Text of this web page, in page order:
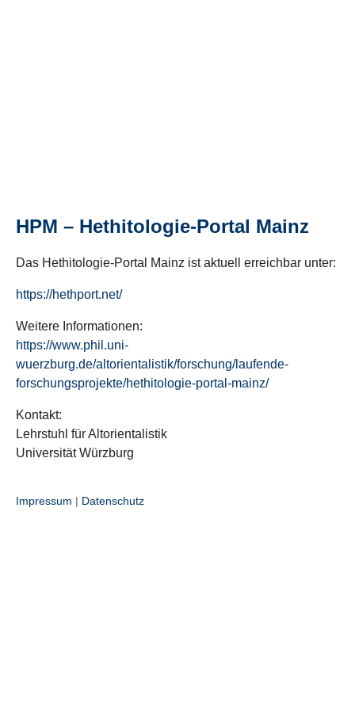
HPM – Hethitologie-Portal Mainz
Das Hethitologie-Portal Mainz ist aktuell erreichbar unter:
https://hethport.net/
Weitere Informationen:
https://www.phil.uni-
wuerzburg.de/altorientalistik/forschung/laufende-
forschungsprojekte/hethitologie-portal-mainz/
Kontakt:
Lehrstuhl für Altorientalistik
Universität Würzburg
Impressum | Datenschutz